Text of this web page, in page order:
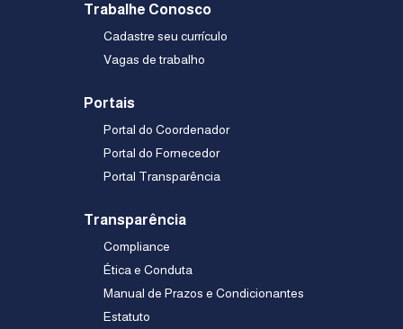
Trabalhe Conosco
Cadastre seu currículo
Vagas de trabalho
Portais
Portal do Coordenador
Portal do Fornecedor
Portal Transparência
Transparência
Compliance
Ética e Conduta
Manual de Prazos e Condicionantes
Estatuto